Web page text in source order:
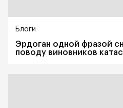
Блоги
Эрдоган одной фразой
поводу виновников